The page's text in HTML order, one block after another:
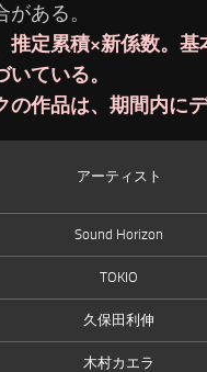
ある。
推定累積×新係数。
ている。
の作品は、期間内に
アーティスト
Sound Horizon
TOKIO
久保田利伸
木村カエラ